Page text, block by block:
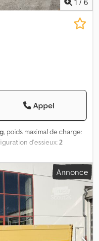
1 / 6
Appel
, poids maximal de charge:
d'essieux:2
l’espace de chargement:
des pneus:385/55R19,5
autre , taille du pneu
arrière:385/55R19,5
d'émission:
, COMME NEUF, pneus
12 anneaux d’arrimage,
1 000 €, -- Sous
Annonce